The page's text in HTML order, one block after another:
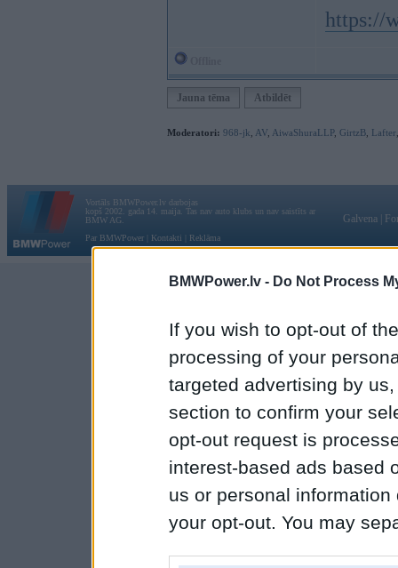
BMWPower.lv - Do Not Process
If you wish to opt-out of
processing of your
targeted advertising by
section to confirm your
opt-out request is
interest-based ads based
us or personal
your opt-out. You may
https://
Jauna tēma Atbildēt
Moderatori: 968-jk AV AiwaShuraLLP, GirtzB Lafter
Vortāls BMWPower.lv darbojas
kopš 2002. gada 14. maija. Tas nav auto klubs un nav saistīts ar
BMW AG.
Par BMWPower
Kontakti Reklāma
Galvena